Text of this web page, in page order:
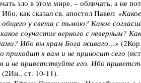
в этом мире, – обличать, а не
сказал св. апостол Павел:
у света с тьмою? Какое согласие
верного с неверным?
Ибо вы храм Бога живаго…»
к вам и не приносит сего
его. Ибо
(2Ин., ст. 10-11).